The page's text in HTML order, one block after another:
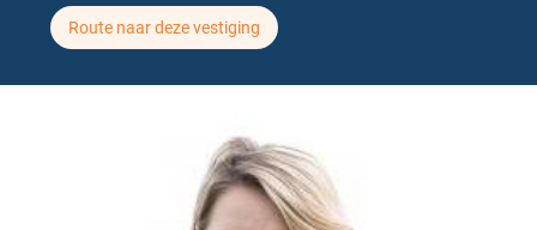
Route naar deze vestiging